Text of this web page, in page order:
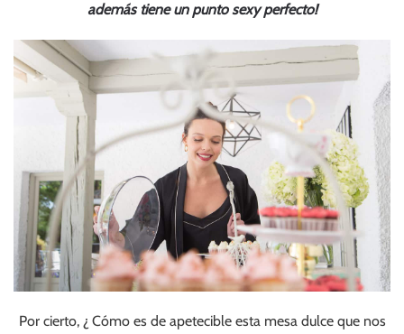
además tiene un punto sexy perfecto!
Por cierto, ¿ Cómo es de apetecible esta mesa dulce que nos